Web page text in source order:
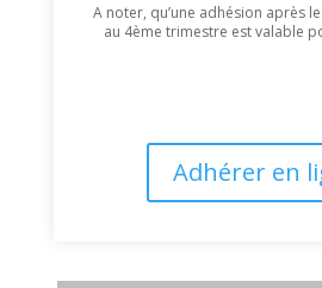
A noter, qu’une adhésion après
au 4ème trimestre est valable
Adhérer en